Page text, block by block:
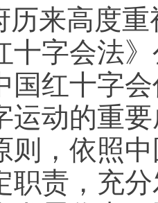
历来高度
十字会法
国红十字
运动的重
则，依照
职责，充